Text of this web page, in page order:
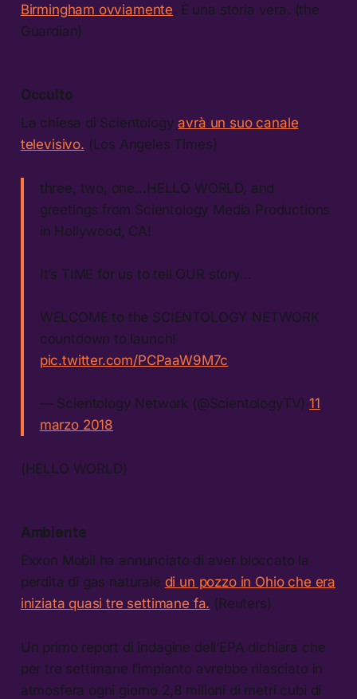
Birmingham ovviamente. È una storia vera. (the
Guardian)
Occulto
La chiesa di Scientologyavrà un suo canale
televisivo. (Los Angeles Times)
three, two, one…HELLO WORLD, and
greetings from Scientology Media Productions
in Hollywood, CA!
It’s TIME for us to tell OUR story…
WELCOME to the SCIENTOLOGY NETWORK
countdown to launch!
pic.twitter.com/PCPaaW9M7c
— Scientology Network (@ScientologyTV)11
marzo 2018
(HELLO WORLD)
Ambiente
Exxon Mobil ha annunciato di aver bloccato la
perdita di gas naturale di un pozzo in Ohio che era
iniziata quasi tre settimane fa. (Reuters)
Un primo report di indagine dell’EPA dichiara che
per tre settimane l’impianto avrebbe rilasciato in
atmosfera ogni giorno 2,8 milioni di metri cubi di